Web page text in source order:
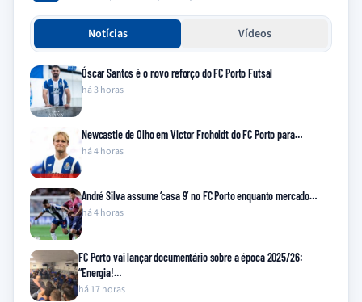
Notícias Vídeos
Óscar Santos é o novo reforço do FC Porto Futsal
há 3 horas
Newcastle de Olho em Victor Froholdt do FC Porto para…
há 4 horas
André Silva assume ‘casa 9’ no FC Porto enquanto mercado…
há 4 horas
FC Porto vai lançar documentário sobre a época 2025/26:
“Energia!…
há 17 horas